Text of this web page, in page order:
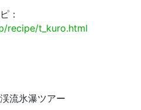
：
recipe/t_kuro.html
流氷瀑ツアー